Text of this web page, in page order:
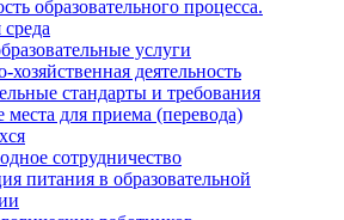
образовательного процесса.
услуги
деятельность
стандарты и требования
места для приема (перевода)
сотрудничество
питания в образовательной